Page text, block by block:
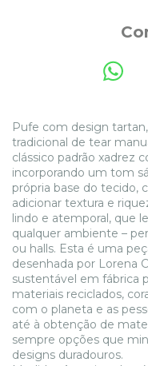
Pufe com design
tradicional de tear
clássico padrão xadrez
incorporando um tom
própria base do tecido,
adicionar textura e
lindo e atemporal, que
qualquer ambiente –
ou halls. Esta é uma
desenhada por Lorena
sustentável em fábrica
materiais reciclados,
com o planeta e as
até à obtenção de
sempre opções que
designs duradouros.